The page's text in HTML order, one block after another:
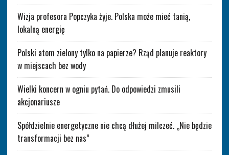
Wizja profesora Popczyka żyje. Polska może mieć tanią,
lokalną energię
Polski atom zielony tylko na papierze? Rząd planuje reaktory
w miejscach bez wody
Wielki koncern w ogniu pytań. Do odpowiedzi zmusili
akcjonariusze
Spółdzielnie energetyczne nie chcą dłużej milczeć. „Nie będzie
transformacji bez nas”